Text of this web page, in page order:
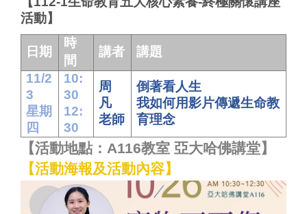
活動】
日期
時
間
講者
講題
11/2
3
星期
四
10:
30
12:
30
周
凡
老師
倒著看人生
我如何用影片傳遞生命教
育理念
【活動地點：A116教室 亞大哈佛講堂】
【活動海報及活動內容】